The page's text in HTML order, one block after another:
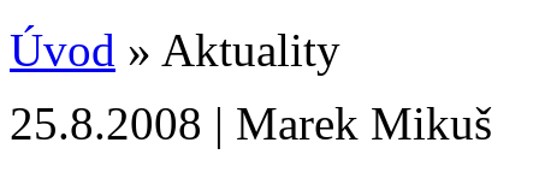
Úvod » Aktuality
25.8.2008 | Marek Mikuš